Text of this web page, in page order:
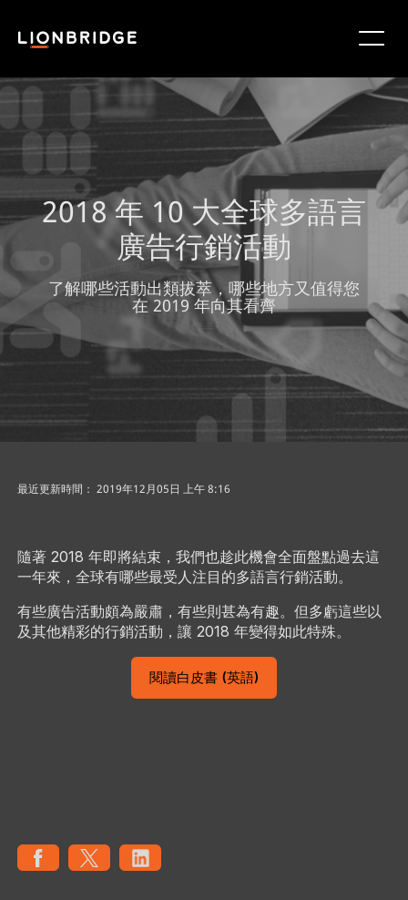
2018 年 10 大全球多語言
廣告行銷活動
了解哪些活動出類拔萃，哪些地方又值得您
在 2019 年向其看齊
最近更新時間： 2019年12月05日 上午 8:16
隨著 2018 年即將結束，我們也趁此機會全面盤點過去這
一年來，全球有哪些最受人注目的多語言行銷活動。
有些廣告活動頗為嚴肅，有些則甚為有趣。​但多虧這些以
及其他精彩的行銷活動，讓 2018 年變得如此特殊。
閱讀白皮書 (英語)